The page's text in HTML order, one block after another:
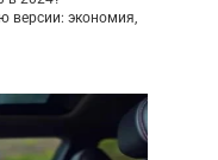
версии: экономия,